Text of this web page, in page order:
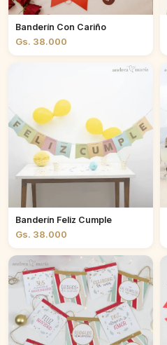
Banderín Con Cariño
Gs. 38.000
Banderín Feliz Cumple
Gs. 38.000